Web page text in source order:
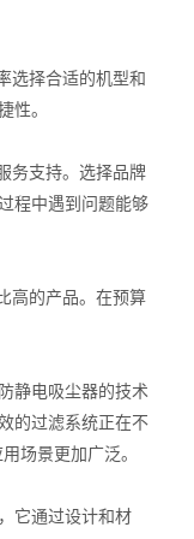
选择合适的机型和
性。
务支持。选择品牌
程中遇到问题能够
高的产品。在预算
静电吸尘器的技术
的过滤系统正在不
场景更加广泛。
它通过设计和材